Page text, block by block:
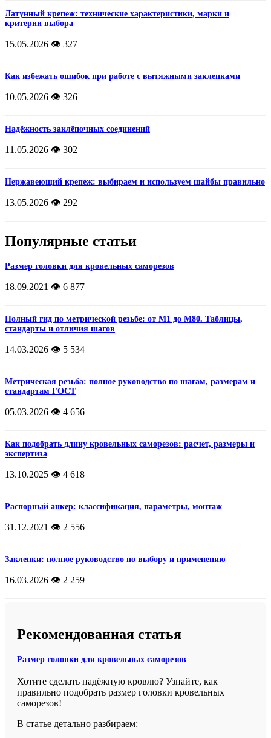
Латунный крепеж: технические характеристики, марки и
критерии выбора
15.05.2026 👁️ 327
Как избежать ошибок при работе с вытяжными заклепками
10.05.2026 👁️ 326
Надёжность заклёпочных соединений
11.05.2026 👁️ 302
Нержавеющий крепеж: выбираем и используем шайбы правильно
13.05.2026 👁️ 292
Популярные статьи
Размер головки для кровельных саморезов
18.09.2021 👁️ 6 877
Полный гид по метрической резьбе: от М1 до М80. Таблицы,
стандарты и отличия шагов
14.03.2026 👁️ 5 534
Метрическая резьба: полное руководство по шагам, размерам и
стандартам ГОСТ
05.03.2026 👁️ 4 656
Как подобрать длину кровельных саморезов: расчет, размеры и
экспертиза
13.10.2025 👁️ 4 618
Распорный анкер: классификация, параметры, монтаж
31.12.2021 👁️ 2 556
Заклепки: полное руководство по выбору и применению
16.03.2026 👁️ 2 259
Рекомендованная статья
Размер головки для кровельных саморезов
Хотите сделать надёжную кровлю? Узнайте, как
правильно подобрать размер головки кровельных
саморезов!
В статье детально разбираем: